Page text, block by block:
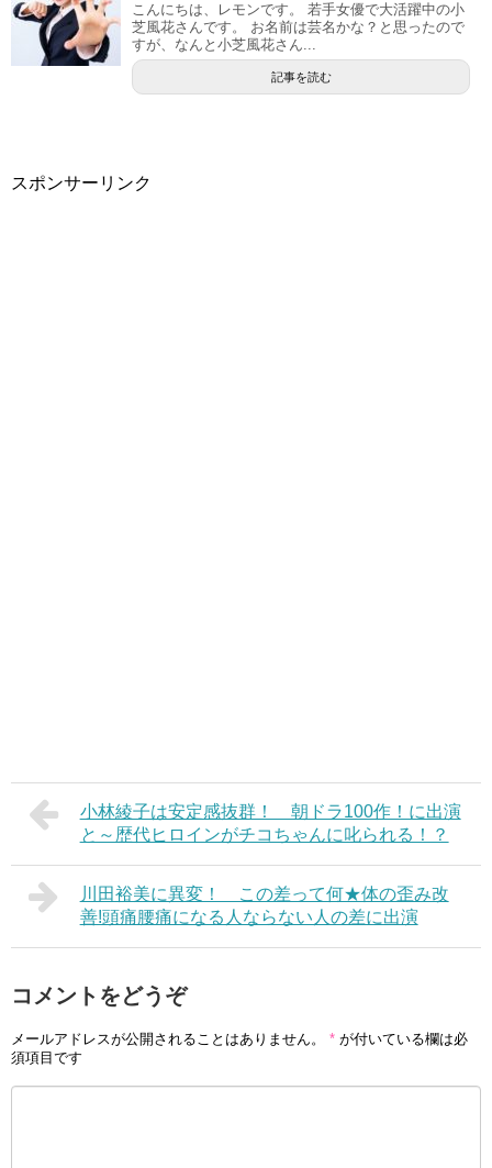
こんにちは、レモンです。 若手女優で大活躍中の小
芝風花さんです。 お名前は芸名かな？と思ったので
すが、なんと小芝風花さん...
記事を読む
スポンサーリンク
小林綾子は安定感抜群！ 朝ドラ100作！に出演
と～歴代ヒロインがチコちゃんに叱られる！？
川田裕美に異変！ この差って何★体の歪み改
善!頭痛腰痛になる人ならない人の差に出演
コメントをどうぞ
メールアドレスが公開されることはありません。 * が付いている欄は必
須項目です